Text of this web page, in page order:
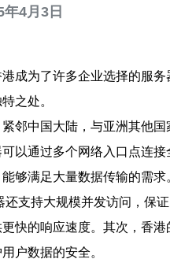
年4月3日
成为了许多企业选择的服
之处。
邻中国大陆，与亚洲其他
通过多个网络入口点连接
够满足大量数据传输的需
支持大规模并发访问，保证
快的响应速度。其次，香
户数据的安全。